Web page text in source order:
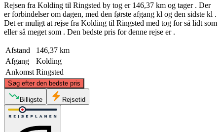
Rejsen fra Kolding til Ringsted by tog er 146,37 km og tager . Der
er forbindelser om dagen, med den første afgang kl og den sidste kl .
Det er muligt at rejse fra Kolding til Ringsted med tog for så lidt som
eller så meget som . Den bedste pris for denne rejse er .
Afstand
146,37 km
Afgang
Kolding
Ankomst Ringsted
Søg efter den bedste pris
Billigste Rejsetid